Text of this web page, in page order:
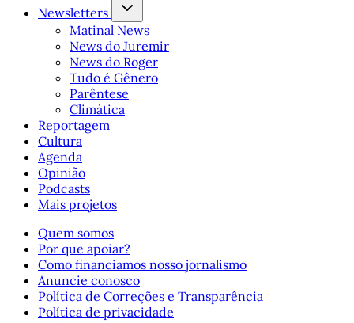
Newsletters
Matinal News
News do Juremir
News do Roger
Tudo é Gênero
Parêntese
Climática
Reportagem
Cultura
Agenda
Opinião
Podcasts
Mais projetos
Quem somos
Por que apoiar?
Como financiamos nosso jornalismo
Anuncie conosco
Política de Correções e Transparência
Política de privacidade